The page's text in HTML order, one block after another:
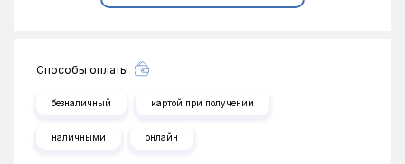
Способы оплаты
безналичный картой при получении
наличными онлайн